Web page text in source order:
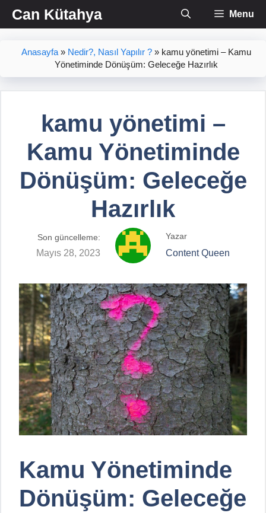
İçeriğe
atlaCan Kütahya Menu
Anasayfa» Nedir?, Nasıl Yapılır ?» kamu yönetimi – Kamu
Yönetiminde Dönüşüm: Geleceğe Hazırlık
kamu yönetimi –
Kamu Yönetiminde
Dönüşüm: Geleceğe
Hazırlık
Son güncelleme:
Mayıs 28, 2023
Yazar
Content Queen
Kamu Yönetiminde
Dönüşüm: Geleceğe